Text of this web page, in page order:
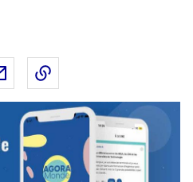
Blueskysur LinkedIn
Partager par email